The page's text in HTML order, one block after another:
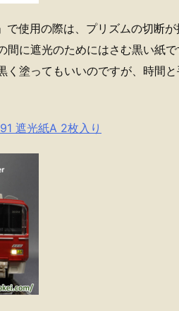
使用の際は、プリズムの切断が
に遮光のためにはさむ黒い紙で
塗ってもいいのですが、時間と
遮光紙A 2枚入り